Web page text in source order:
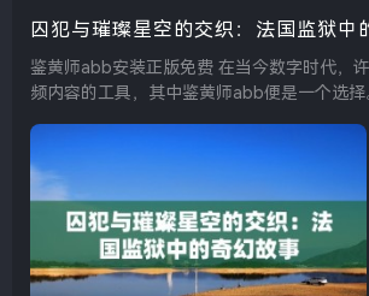
囚犯与璀璨星空的交织：法国监狱中
鉴黄师abb安装正版免费 在当今数字时代，许多用户需要鉴别视
频内容的工具，其中鉴黄师abb便是一个选择